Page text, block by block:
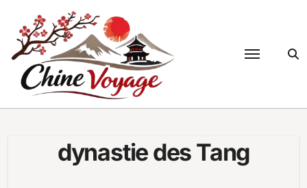
contenu
dynastie des Tang